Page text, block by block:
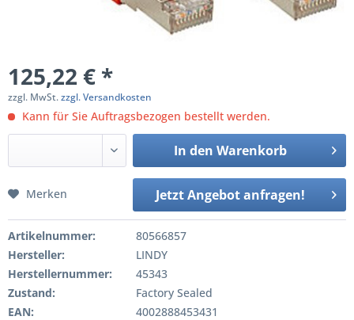
125,22 € *
zzgl. MwSt.zzgl. Versandkosten
Kann für Sie Auftragsbezogen bestellt werden.
In den Warenkorb
Jetzt Angebot anfragen!
Merken
Artikelnummer:
80566857
Hersteller:
LINDY
Herstellernummer:
45343
Zustand:
Factory Sealed
EAN:
4002888453431